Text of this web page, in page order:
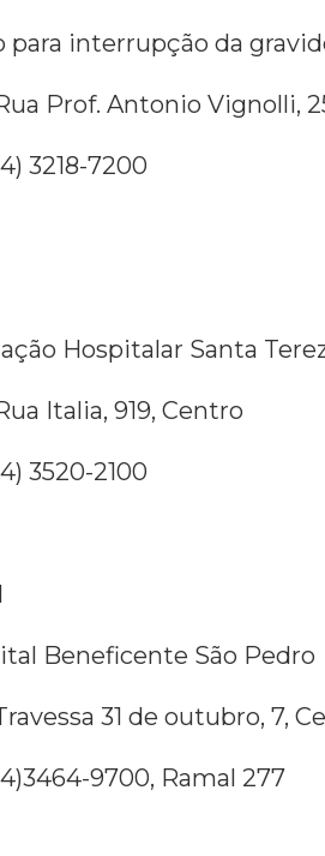
para interrupção da
Prof. Antonio Vignolli,
3218-7200
Hospitalar Santa
Italia, 919, Centro
3520-2100
Beneficente São Pedro
31 de outubro, 7,
9700, Ramal 277